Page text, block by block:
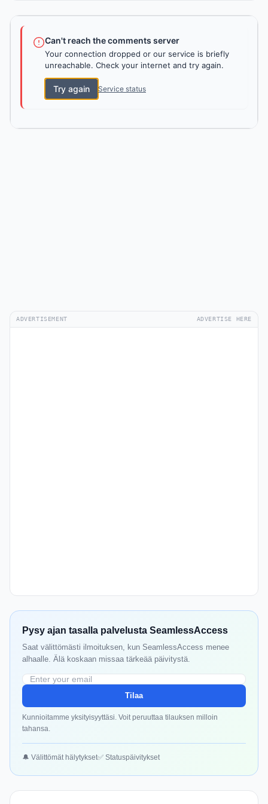
Can't reach the comments server
Your connection dropped or our service is briefly
unreachable. Check your internet and try again.
Try again Service status
ADVERTISEMENT ADVERTISE HERE
Pysy ajan tasalla palvelusta SeamlessAccess
Saat välittömästi ilmoituksen, kun SeamlessAccess menee
alhaalle. Älä koskaan missaa tärkeää päivitystä.
Tilaa
Kunnioitamme yksityisyyttäsi. Voit peruuttaa tilauksen milloin
tahansa.
🔔 Välittömät hälytykset✅ Statuspäivitykset